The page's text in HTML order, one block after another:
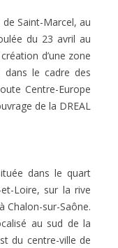
Saint-Marcel, au
du 23 avril au
d’une zone
dans le cadre des
Centre-Europe
de la DREAL
dans le quart
Loire, sur la rive
Chalon-sur-Saône.
au sud de la
du centre-ville de